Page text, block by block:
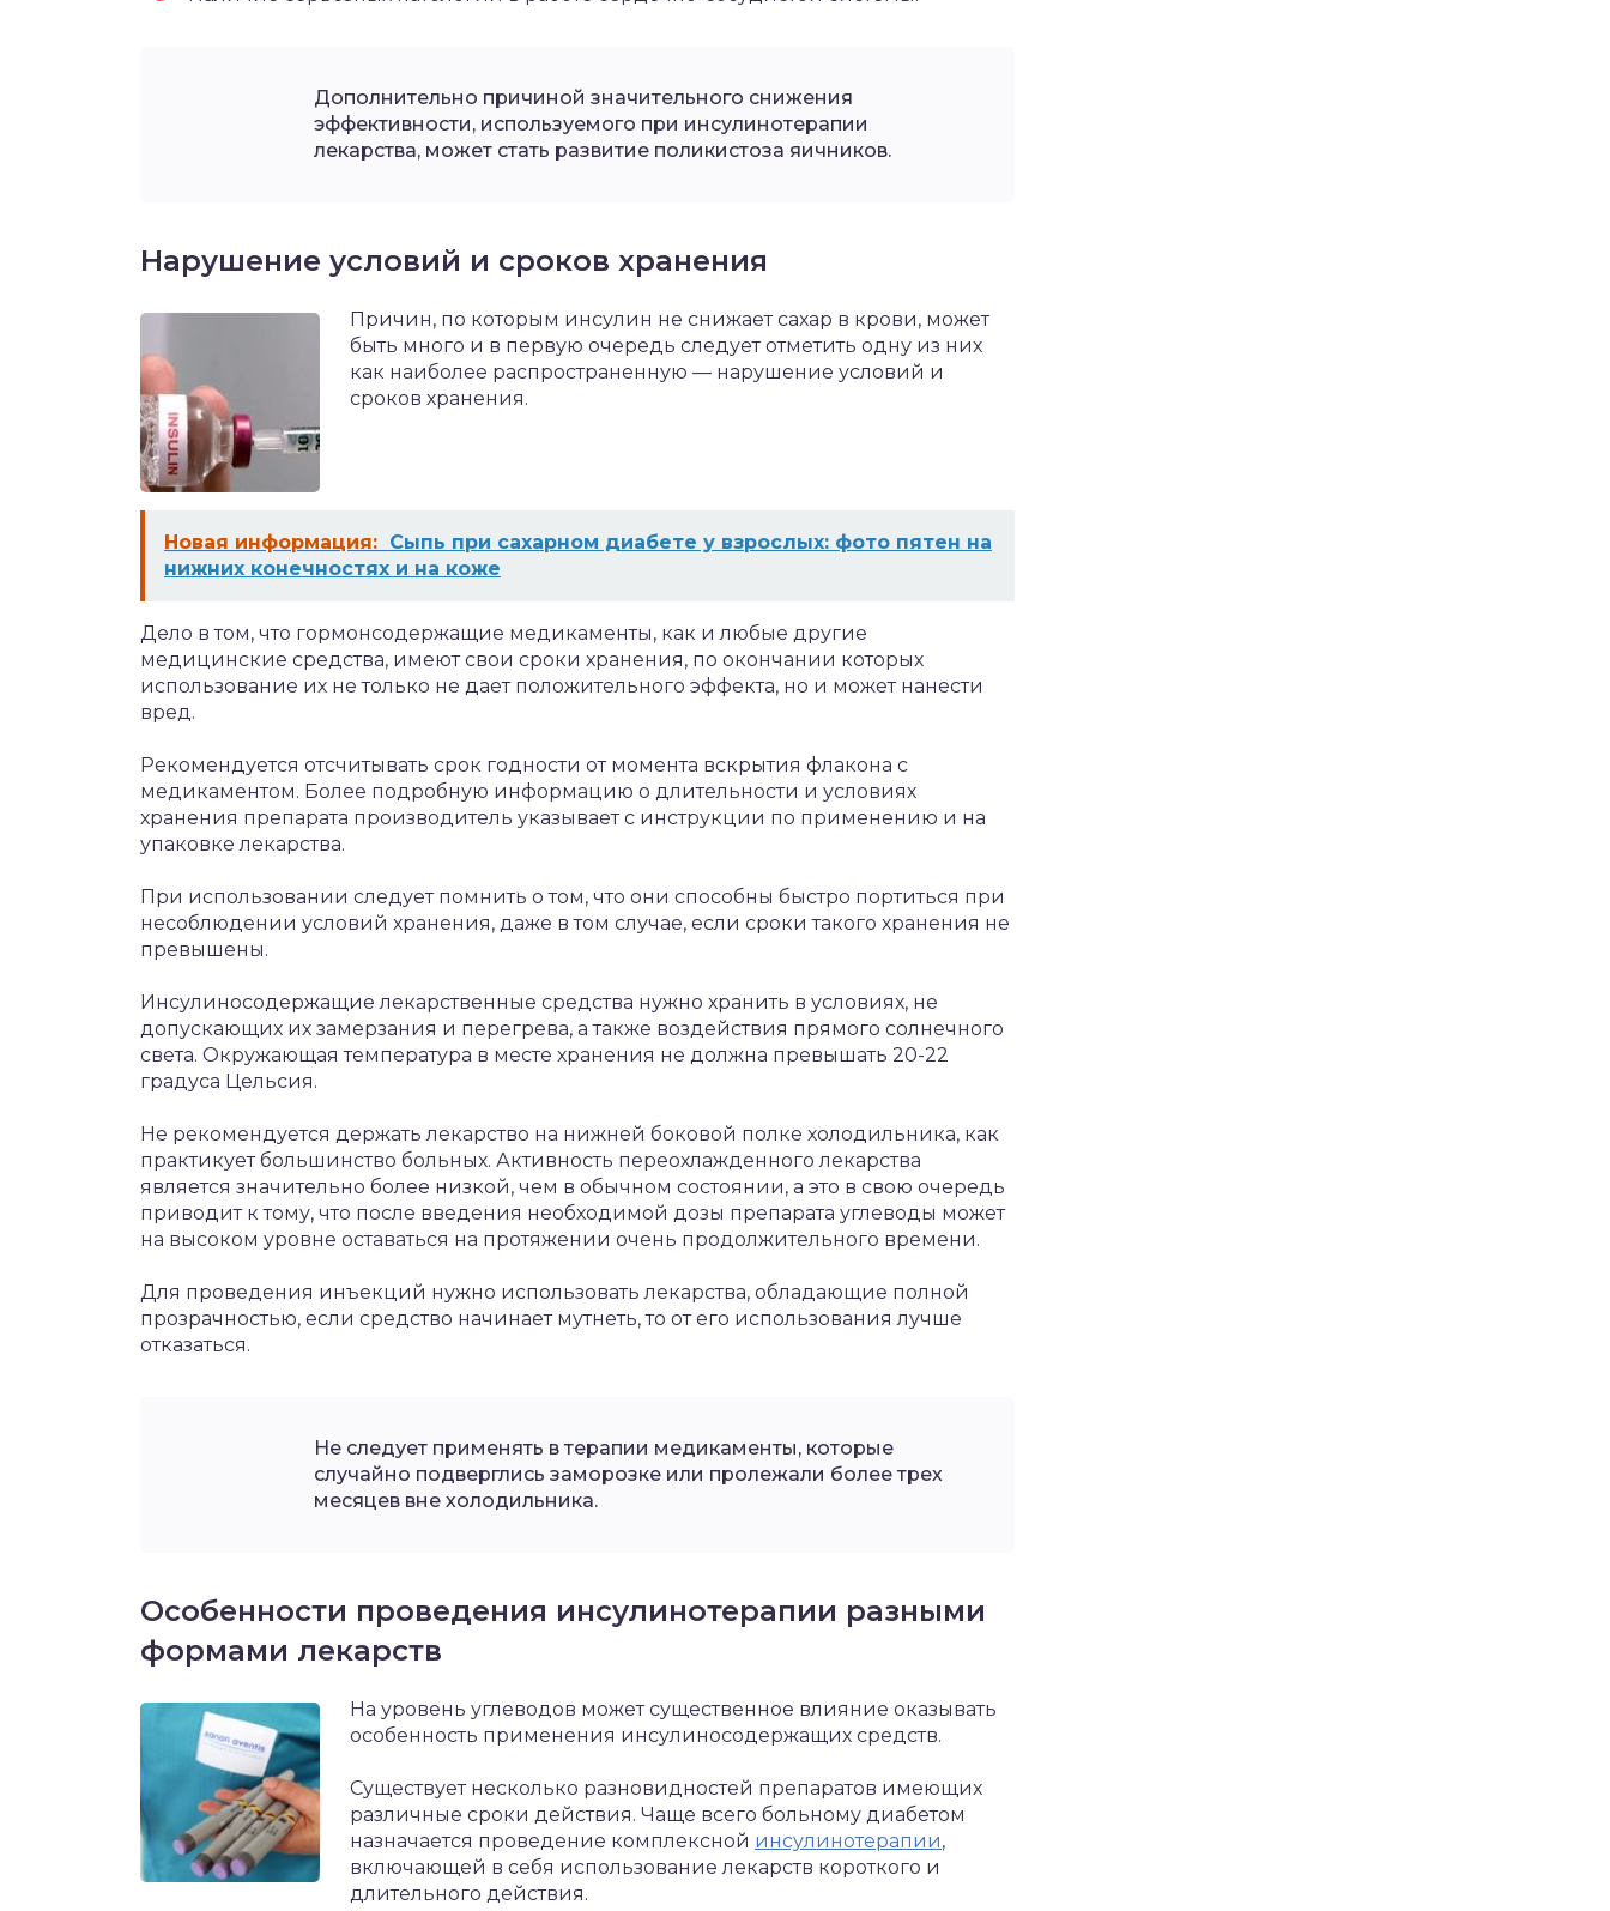
Дополнительно причиной значительного снижения
эффективности, используемого при инсулинотерапии
лекарства, может стать развитие поликистоза яичников.
Нарушение условий и сроков хранения
Причин, по которым инсулин не снижает сахар в крови, может
быть много и в первую очередь следует отметить одну из них
как наиболее распространенную — нарушение условий и
сроков хранения.
Новая информация: Сыпь при сахарном диабете у взрослых: фото пятен на
нижних конечностях и на коже
Дело в том, что гормонсодержащие медикаменты, как и любые другие
медицинские средства, имеют свои сроки хранения, по окончании которых
использование их не только не дает положительного эффекта, но и может нанести
вред.
Рекомендуется отсчитывать срок годности от момента вскрытия флакона с
медикаментом. Более подробную информацию о длительности и условиях
хранения препарата производитель указывает с инструкции по применению и на
упаковке лекарства.
При использовании следует помнить о том, что они способны быстро портиться при
несоблюдении условий хранения, даже в том случае, если сроки такого хранения не
превышены.
Инсулиносодержащие лекарственные средства нужно хранить в условиях, не
допускающих их замерзания и перегрева, а также воздействия прямого солнечного
света. Окружающая температура в месте хранения не должна превышать 20-22
градуса Цельсия.
Не рекомендуется держать лекарство на нижней боковой полке холодильника, как
практикует большинство больных. Активность переохлажденного лекарства
является значительно более низкой, чем в обычном состоянии, а это в свою очередь
приводит к тому, что после введения необходимой дозы препарата углеводы может
на высоком уровне оставаться на протяжении очень продолжительного времени.
Для проведения инъекций нужно использовать лекарства, обладающие полной
прозрачностью, если средство начинает мутнеть, то от его использования лучше
отказаться.
Не следует применять в терапии медикаменты, которые
случайно подверглись заморозке или пролежали более трех
месяцев вне холодильника.
Особенности проведения инсулинотерапии разными
формами лекарств
На уровень углеводов может существенное влияние оказывать
особенность применения инсулиносодержащих средств.
Существует несколько разновидностей препаратов имеющих
различные сроки действия. Чаще всего больному диабетом
назначается проведение комплексной инсулинотерапии,
включающей в себя использование лекарств короткого и
длительного действия.